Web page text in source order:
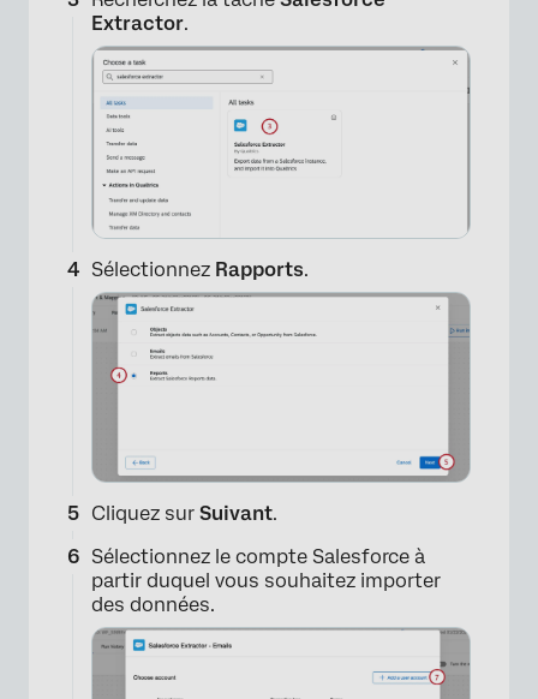
Extractor.
Sélectionnez Rapports.
Cliquez sur Suivant.
Sélectionnez le compte Salesforce à
partir duquel vous souhaitez importer
des données.